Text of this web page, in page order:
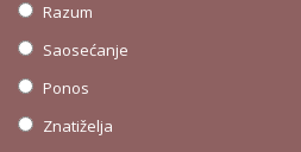
Razum
Saosećanje
Ponos
Znatiželja